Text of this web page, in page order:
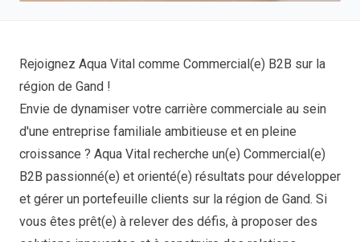
Rejoignez Aqua Vital comme Commercial(e) B2B sur la
région de Gand !
Envie de dynamiser votre carrière commerciale au sein
d'une entreprise familiale ambitieuse et en pleine
croissance ? Aqua Vital recherche un(e) Commercial(e)
B2B passionné(e) et orienté(e) résultats pour développer
et gérer un portefeuille clients sur la région de Gand. Si
vous êtes prêt(e) à relever des défis, à proposer des